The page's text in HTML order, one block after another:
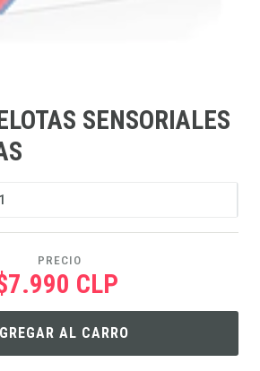
SENSORIALES
PRECIO
CLP
AL CARRO